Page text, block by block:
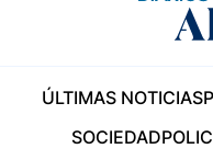
ÚLTIMAS NOTICIAS
SOCIEDAD